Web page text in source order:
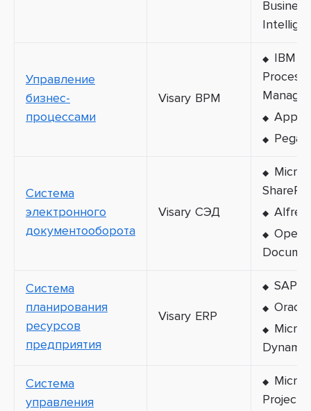
Business
Управление
бизнес-
процессами
Visary BPM
IBM
Process
Manager
Pega
Система
электронного
документооборота
Visary СЭД
Система
планирования
ресурсов
предприятия
Visary ERP
SAP
Система
управления
Project